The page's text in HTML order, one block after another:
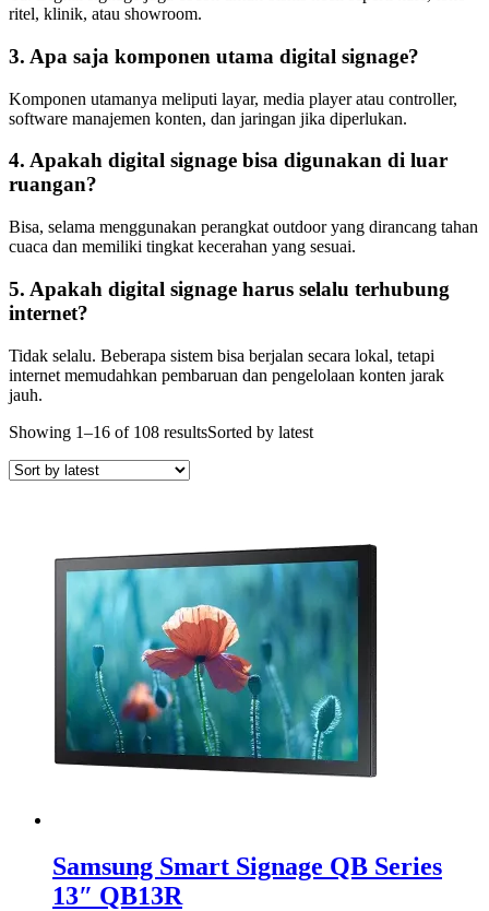
ritel, klinik, atau showroom.
3. Apa saja komponen utama digital signage?
Komponen utamanya meliputi layar, media player atau controller,
software manajemen konten, dan jaringan jika diperlukan.
4. Apakah digital signage bisa digunakan di luar
ruangan?
Bisa, selama menggunakan perangkat outdoor yang dirancang tahan
cuaca dan memiliki tingkat kecerahan yang sesuai.
5. Apakah digital signage harus selalu terhubung
internet?
Tidak selalu. Beberapa sistem bisa berjalan secara lokal, tetapi
internet memudahkan pembaruan dan pengelolaan konten jarak
jauh.
Showing 1–16 of 108 resultsSorted by latest
Samsung Smart Signage QB Series
13″ QB13R